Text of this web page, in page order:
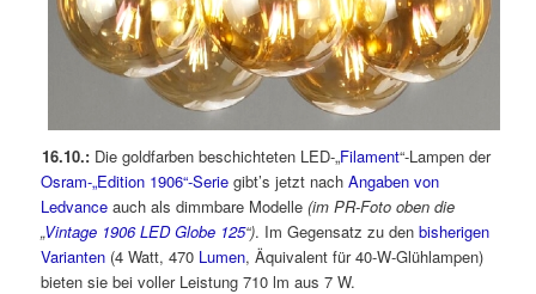
16.10.: Die goldfarben beschichteten LED-„Filament“-Lampen der
Osram-„Edition 1906“-Serie gibt’s jetzt nachAngaben von
Ledvance auch als dimmbare Modelle(im PR-Foto oben die
„Vintage 1906 LED Globe 125“). Im Gegensatz zu denbisherigen
Varianten (4 Watt, 470 Lumen, Äquivalent für 40-W-Glühlampen)
bieten sie bei voller Leistung 710 lm aus 7 W.